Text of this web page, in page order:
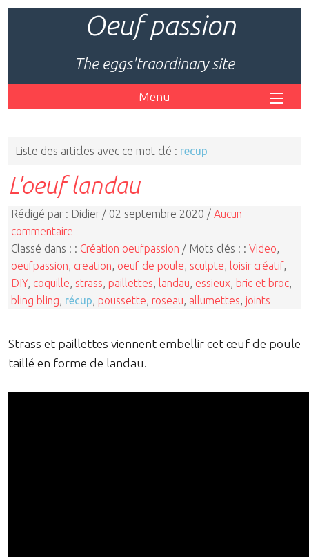
Oeuf passion
The eggs'traordinary site
Menu
Liste des articles avec ce mot clé : recup
L'oeuf landau
Rédigé par : Didier / 02 septembre 2020 / Aucun
commentaire
Classé dans : : Création oeufpassion / Mots clés : : Video
oeufpassion creation oeuf de poule sculpte loisir créatif,
DIY, coquille strass paillettes landau essieux bric et broc
bling bling récup poussette roseau allumettes joints
Strass et paillettes viennent embellir cet œuf de poule
taillé en forme de landau.